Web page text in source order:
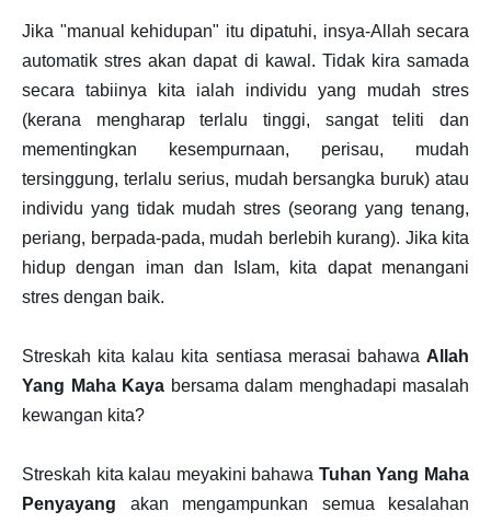
Jika "manual kehidupan" itu dipatuhi, insya-Allah secara
automatik stres akan dapat di kawal. Tidak kira samada
secara tabiinya kita ialah individu yang mudah stres
(kerana mengharap terlalu tinggi, sangat teliti dan
mementingkan kesempurnaan, perisau, mudah
tersinggung, terlalu serius, mudah bersangka buruk) atau
individu yang tidak mudah stres (seorang yang tenang,
periang, berpada-pada, mudah berlebih kurang). Jika kita
hidup dengan iman dan Islam, kita dapat menangani
stres dengan baik.
Streskah kita kalau kita sentiasa merasai bahawa Allah
Yang Maha Kaya bersama dalam menghadapi masalah
kewangan kita?
Streskah kita kalau meyakini bahawa Tuhan Yang Maha
Penyayang akan mengampunkan semua kesalahan